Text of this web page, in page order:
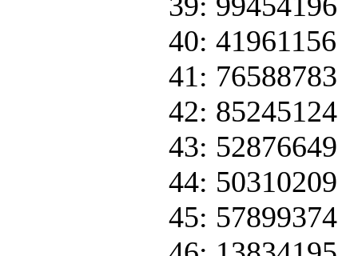
40: 41961156
41: 76588783
42: 85245124
43: 52876649
44: 50310209
45: 57899374